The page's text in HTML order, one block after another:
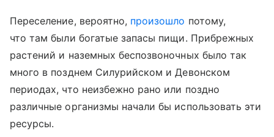
Переселение, вероятно, произошло потому,
что там были богатые запасы пищи. Прибрежных
растений и наземных беспозвоночных было так
много в позднем Силурийском и Девонском
периодах, что неизбежно рано или поздно
различные организмы начали бы использовать эти
ресурсы.